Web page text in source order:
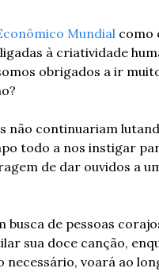
Mundial como
à criatividade
obrigados a ir
não continuariam
todo a nos instigar
de dar ouvidos a
busca de pessoas
sua doce canção,
necessário, voará ao